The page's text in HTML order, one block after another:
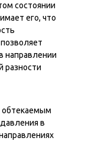
состоянии
его, что
направлении
разности
обтекаемым
в